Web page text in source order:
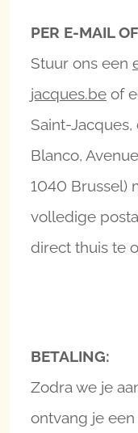
PER E-MAIL
Stuur ons een
jacques.be of
Saint-
Blanco,
1040 Brussel)
volledige
direct thuis te
BETALING:
Zodra we je
ontvang je